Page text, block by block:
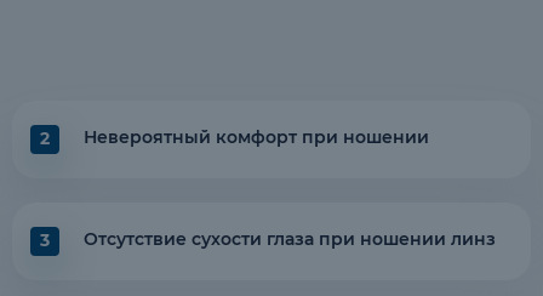
2 Невероятный комфорт при ношении
3 Отсутствие сухости глаза при ношении линз